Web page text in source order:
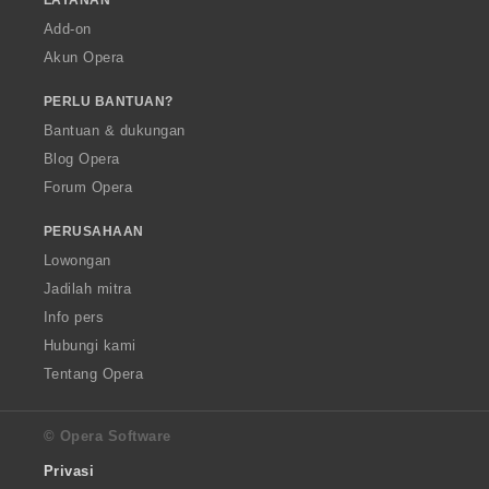
Add-on
Akun Opera
PERLU BANTUAN?
Bantuan & dukungan
Blog Opera
Forum Opera
PERUSAHAAN
Lowongan
Jadilah mitra
Info pers
Hubungi kami
Tentang Opera
© Opera Software
Privasi